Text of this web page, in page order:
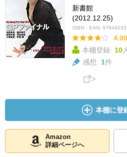
新書館
(2012.12.25)
ISBN・EAN:
4.00
本棚登録: 10人
感想: 1件
本棚に登
Amazon
詳細ページへ